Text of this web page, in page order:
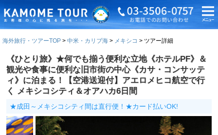
海外旅行・ツアーTOP 中米・カリブ海 メキシコ ツアー詳細
《ひとり旅》★何でも揃う便利な立地《ホテルPF》＆
観光や食事に便利な旧市街の中心《カサ・コンサッテ
ィ》に泊まる！【空港送迎付】アエロメヒコ航空で行
く メキシコシティ＆オアハカ6日間
★成田～メキシコシティ間は直行便！★カード払いOK!